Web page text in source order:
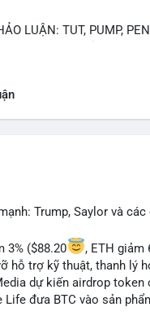
LUẬN: TUT, PUMP,
SAGA cũng hấp dẫn.
THÔNG: Bàn tán
đăng Binance Square).
Tâm lý thị trường
tích cực (BTC ETF, SKR)
Trump, Saylor và
3% ($88.20
, ETH giảm
hỗ trợ kỹ thuật, thanh lý
dự kiến airdrop token
đưa BTC vào sản